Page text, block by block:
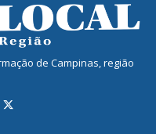
de Campinas, região